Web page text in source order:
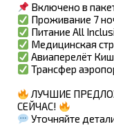
Включено в
Проживание 7
Питание All
Медицинская
Авиаперелёт
Трансфер
ЛУЧШИЕ
СЕЙЧАС!
Уточняйте